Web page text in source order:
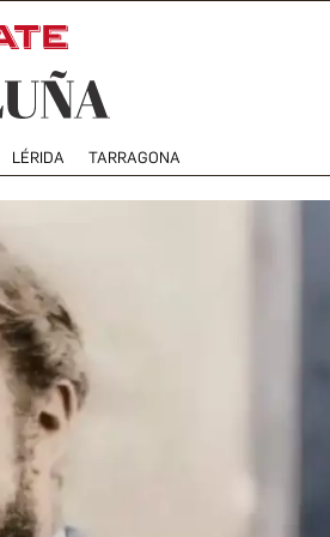
LÉRIDA TARRAGONA